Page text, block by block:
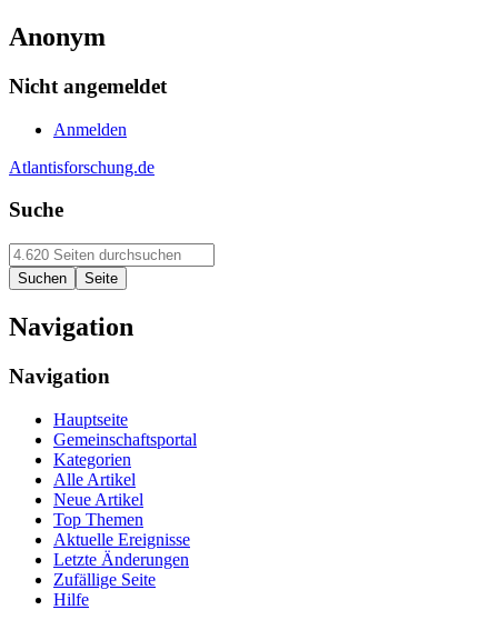
Anonym
Nicht angemeldet
Anmelden
Atlantisforschung.de
Suche
Navigation
Navigation
Hauptseite
Gemeinschaftsportal
Kategorien
Alle Artikel
Neue Artikel
Top Themen
Aktuelle Ereignisse
Letzte Änderungen
Zufällige Seite
Hilfe